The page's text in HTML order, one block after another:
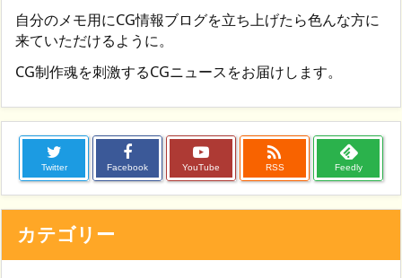
自分のメモ用にCG情報ブログを立ち上げたら色んな方に
来ていただけるように。
CG制作魂を刺激するCGニュースをお届けします。
Twitter Facebook YouTube

RSS Feedly
カテゴリー